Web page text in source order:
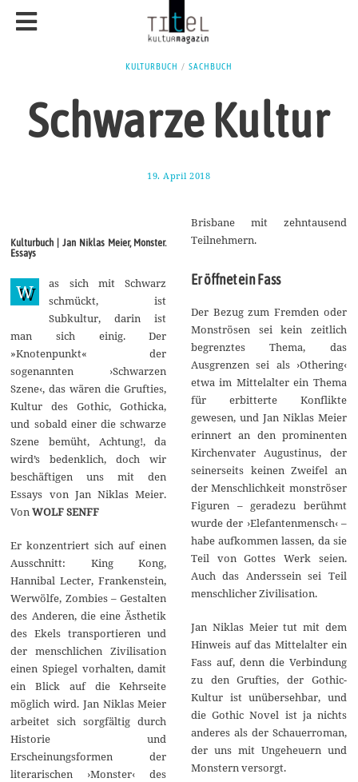
KULTURBUCH / SACHBUCH
Schwarze Kultur
19. April 2018
a
2
1
8
Kulturbuch | Jan Niklas Meier, Monster.
Essays
W
as sich mit Schwarz
schmückt, ist
Subkultur, darin ist
man sich einig. Der
»Knotenpunkt« der
sogenannten ›Schwarzen
Szene‹, das wären die Grufties,
Kultur des Gothic, Gothicka,
und sobald einer die schwarze
Szene bemüht, Achtung!, da
wird’s bedenklich, doch wir
beschäftigen uns mit den
Essays von Jan Niklas Meier.
VonWOLF SENFF
Er konzentriert sich auf einen
Ausschnitt: King Kong,
Hannibal Lecter, Frankenstein,
Werwölfe, Zombies – Gestalten
des Anderen, die eine Ästhetik
des Ekels transportieren und
der menschlichen Zivilisation
einen Spiegel vorhalten, damit
ein Blick auf die Kehrseite
möglich wird. Jan Niklas Meier
arbeitet sich sorgfältig durch
Historie und
Erscheinungsformen der
literarischen ›Monster‹ des
Brisbane mit zehntausend
Teilnehmern.
Er öffnet ein Fass
Der Bezug zum Fremden oder
Monströsen sei kein zeitlich
begrenztes Thema, das
Ausgrenzen sei als ›Othering‹
etwa im Mittelalter ein Thema
für erbitterte Konflikte
gewesen, und Jan Niklas Meier
erinnert an den prominenten
Kirchenvater Augustinus, der
seinerseits keinen Zweifel an
der Menschlichkeit monströser
Figuren – geradezu berühmt
wurde der ›Elefantenmensch‹ –
habe aufkommen lassen, da sie
Teil von Gottes Werk seien.
Auch das Anderssein sei Teil
menschlicher Zivilisation.
Jan Niklas Meier tut mit dem
Hinweis auf das Mittelalter ein
Fass auf, denn die Verbindung
zu den Grufties, der Gothic-
Kultur ist unübersehbar, und
die Gothic Novel ist ja nichts
anderes als der Schauerroman,
der uns mit Ungeheuern und
Monstern versorgt.